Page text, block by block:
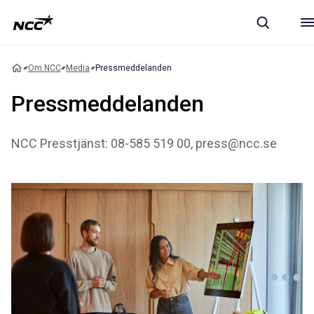
Om NCC Media Pressmeddelanden
Pressmeddelanden
NCC Presstjänst: 08-585 519 00, press@ncc.se